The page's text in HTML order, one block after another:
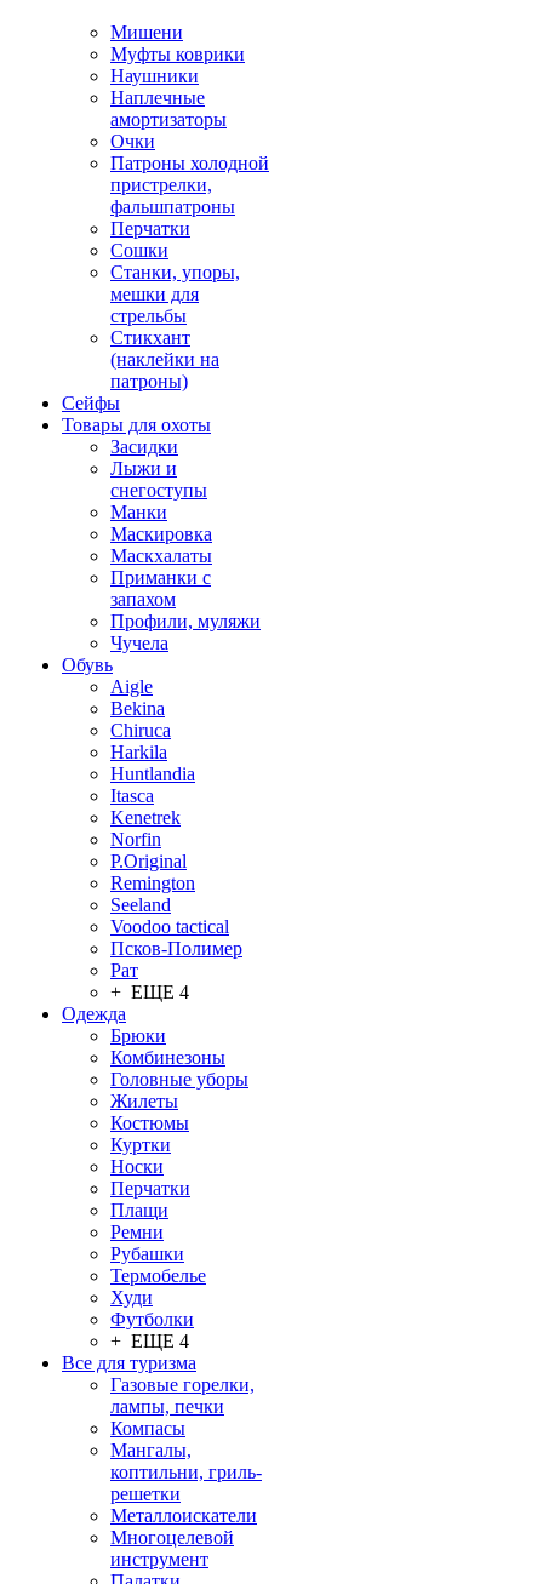
Мишени
Муфты коврики
Наушники
Наплечные
амортизаторы
Очки
Патроны холодной
пристрелки,
фальшпатроны
Перчатки
Сошки
Станки, упоры,
мешки для
стрельбы
Стикхант
(наклейки на
патроны)
Сейфы
Товары для охоты
Засидки
Лыжи и
снегоступы
Манки
Маскировка
Маскхалаты
Приманки с
запахом
Профили, муляжи
Чучела
Обувь
Aigle
Bekina
Chiruсa
Harkila
Huntlandia
Itasca
Kenetrek
Norfin
P.Original
Remington
Seeland
Voodoo tactical
Псков-Полимер
Рат
+ ЕЩЕ 4
Одежда
Брюки
Комбинезоны
Головные уборы
Жилеты
Костюмы
Куртки
Носки
Перчатки
Плащи
Ремни
Рубашки
Термобелье
Худи
Футболки
+ ЕЩЕ 4
Все для туризма
Газовые горелки,
лампы, печки
Компасы
Мангалы,
коптильни, гриль-
решетки
Металлоискатели
Многоцелевой
инструмент